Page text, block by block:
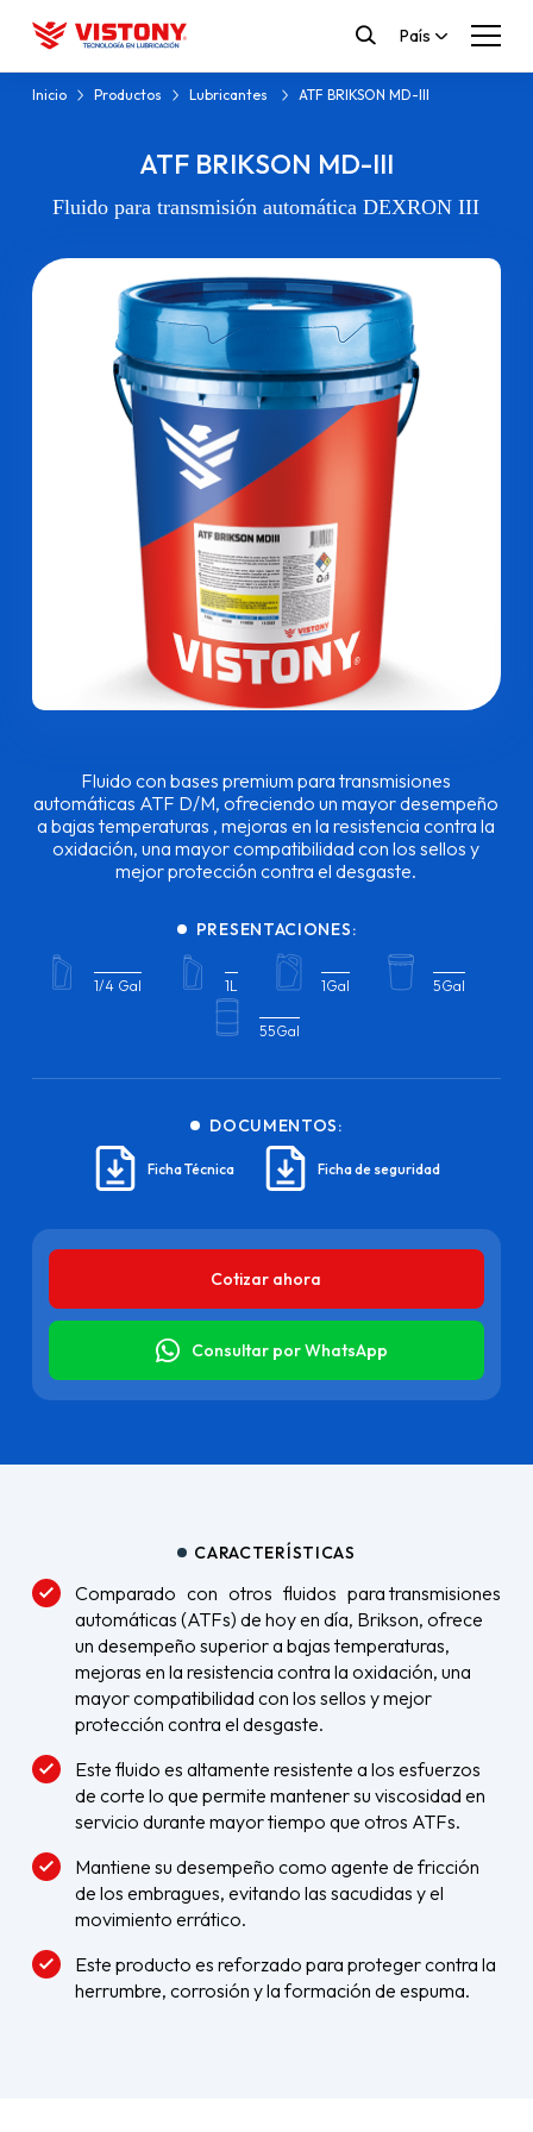
País
Inicio Productos Lubricantes ATF BRIKSON MD-III
ATF BRIKSON MD-III
Fluido para transmisión automática DEXRON III
Fluido con bases premium para transmisiones
automáticas ATF D/M, ofreciendo un mayor desempeño
a bajas temperaturas , mejoras en la resistencia contra la
oxidación, una mayor compatibilidad con los sellos y
mejor protección contra el desgaste.
PRESENTACIONES:
1/4 Gal 1L 1Gal 5Gal
55Gal
DOCUMENTOS:
Ficha Técnica Ficha de seguridad
Cotizar ahora
Consultar por WhatsApp
CARACTERÍSTICAS
Comparado con otros fluidos para transmisiones
automáticas (ATFs) de hoy en día, Brikson, ofrece
un desempeño superior a bajas temperaturas,
mejoras en la resistencia contra la oxidación, una
mayor compatibilidad con los sellos y mejor
protección contra el desgaste.
Este fluido es altamente resistente a los esfuerzos
de corte lo que permite mantener su viscosidad en
servicio durante mayor tiempo que otros ATFs.
Mantiene su desempeño como agente de fricción
de los embragues, evitando las sacudidas y el
movimiento errático.
Este producto es reforzado para proteger contra la
herrumbre, corrosión y la formación de espuma.